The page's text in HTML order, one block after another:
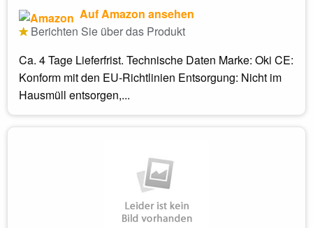
Auf Amazon ansehen
Berichten Sie über das Produkt
Ca. 4 Tage Lieferfrist. Technische Daten Marke: Oki CE:
Konform mit den EU-Richtlinien Entsorgung: Nicht im
Hausmüll entsorgen,...